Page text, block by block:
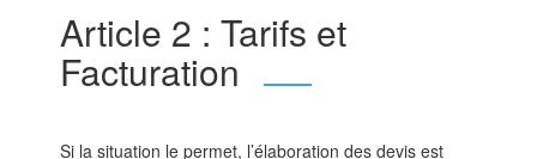
Article 2 : Tarifs et
Facturation
Si la situation le permet, l’élaboration des devis est